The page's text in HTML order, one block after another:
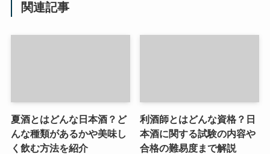
関連記事
夏酒とはどんな日本酒？ど
んな種類があるかや美味し
く飲む方法を紹介
利酒師とはどんな資格？日
本酒に関する試験の内容や
合格の難易度まで解説